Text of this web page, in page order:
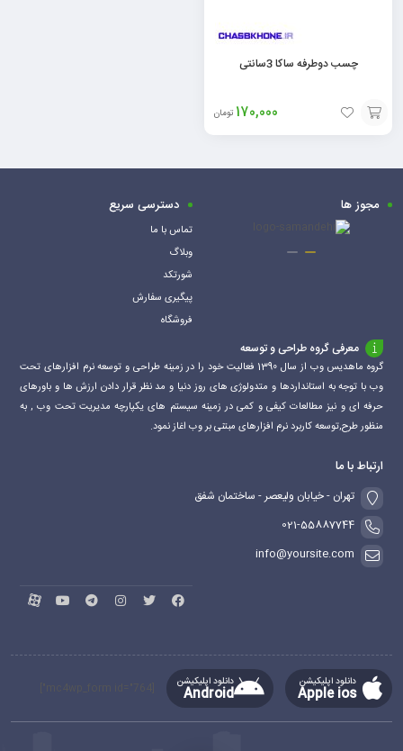
چسب دوطرفه ساکا 3سانتی
170,000 تومان
افزودن
به
مجوز ها دسترسی سریع
تماس با ما
وبلاگ
شورتکد
پیگیری سفارش
فروشگاه
معرفی گروه طراحی و توسعه
گروه ماهدیس وب از سال 1390 فعالیت خود را در زمینه طراحی و توسعه نرم افزارهای تحت
وب با توجه به استانداردها و متدولوژی های روز دنیا و مد نظر قرار دادن ارزش ها و باورهای
حرفه ای و نیز مطالعات کیفی و کمی در زمینه سیستم های یکپارچه مدیریت تحت وب , به
منظور طرح,توسعه کاربرد نرم افزارهای مبتنی بر وب اغاز نمود.
ارتباط با ما
تهران - خیابان ولیعصر - ساختمان شفق
021-55887744
info@yoursite.com
دانلود اپلیکیشن
Apple ios
دانلود اپلیکیشن
Android